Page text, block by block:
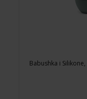
Babushka i